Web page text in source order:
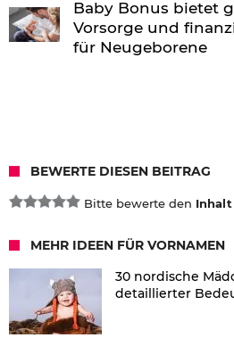
Baby Bonus bietet
Vorsorge und
für Neugeborene
BEWERTE DIESEN BEITRAG
Bitte bewerte den Inhalt
MEHR IDEEN FÜR VORNAMEN
30 nordische
detaillierter